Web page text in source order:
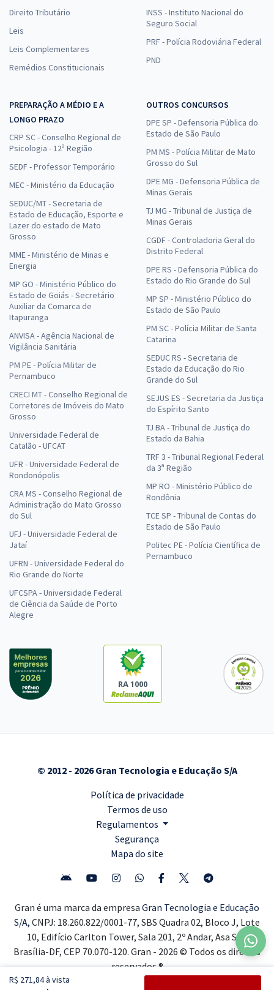
R$ 271,84 à vista
Direito Tributário
Leis
Leis Complementares
Remédios Constitucionais
INSS - Instituto Nacional do
Seguro Social
PRF - Polícia Rodoviária Federal
PND
PREPARAÇÃO A MÉDIO E A
LONGO PRAZO
CRP SC - Conselho Regional de
Psicologia - 12ª Região
SEDF - Professor Temporário
MEC - Ministério da Educação
SEDUC/MT - Secretaria de
Estado de Educação, Esporte e
Lazer do estado de Mato
Grosso
MME - Ministério de Minas e
Energia
MP GO - Ministério Público do
Estado de Goiás - Secretário
Auxiliar da Comarca de
Itapuranga
ANVISA - Agência Nacional de
Vigilância Sanitária
PM PE - Polícia Militar de
Pernambuco
CRECI MT - Conselho Regional de
Corretores de Imóveis do Mato
Grosso
Universidade Federal de
Catalão - UFCAT
UFR - Universidade Federal de
Rondonópolis
CRA MS - Conselho Regional de
Administração do Mato Grosso
do Sul
UFJ - Universidade Federal de
Jataí
UFRN - Universidade Federal do
Rio Grande do Norte
UFCSPA - Universidade Federal
de Ciência da Saúde de Porto
Alegre
OUTROS CONCURSOS
DPE SP - Defensoria Pública do
Estado de São Paulo
PM MS - Polícia Militar de Mato
Grosso do Sul
DPE MG - Defensoria Pública de
Minas Gerais
TJ MG - Tribunal de Justiça de
Minas Gerais
CGDF - Controladoria Geral do
Distrito Federal
DPE RS - Defensoria Pública do
Estado do Rio Grande do Sul
MP SP - Ministério Público do
Estado de São Paulo
PM SC - Polícia Militar de Santa
Catarina
SEDUC RS - Secretaria de
Estado da Educação do Rio
Grande do Sul
SEJUS ES - Secretaria da Justiça
do Espírito Santo
TJ BA - Tribunal de Justiça do
Estado da Bahia
TRF 3 - Tribunal Regional Federal
da 3ª Região
MP RO - Ministério Público de
Rondônia
TCE SP - Tribunal de Contas do
Estado de São Paulo
Politec PE - Polícia Científica de
Pernambuco
RA 1000
© 2012 - 2026 Gran Tecnologia e Educação S/A
Política de privacidade
Termos de uso
Regulamentos
Segurança
Mapa do site
Gran é uma marca da empresa Gran Tecnologia e Educação
S/A, CNPJ: 18.260.822/0001-77, SBS Quadra 02, Bloco J, Lote
10, Edifício Carlton Tower, Sala 201, 2º Andar, Asa Sul,
Brasília-DF, CEP 70.070-120. Gran - 2026 © Todos os direitos
reservados ®